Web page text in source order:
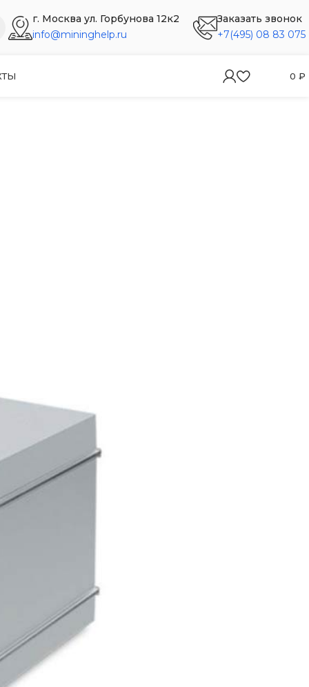
г. Москва ул. Горбунова 12к2
info@mininghelp.ru
Заказать звонок
+7(495) 08 83 075
0 ₽